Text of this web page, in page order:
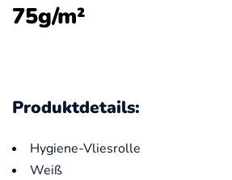
75g/m²
Produktdetails:
Hygiene-Vliesrolle
Weiß